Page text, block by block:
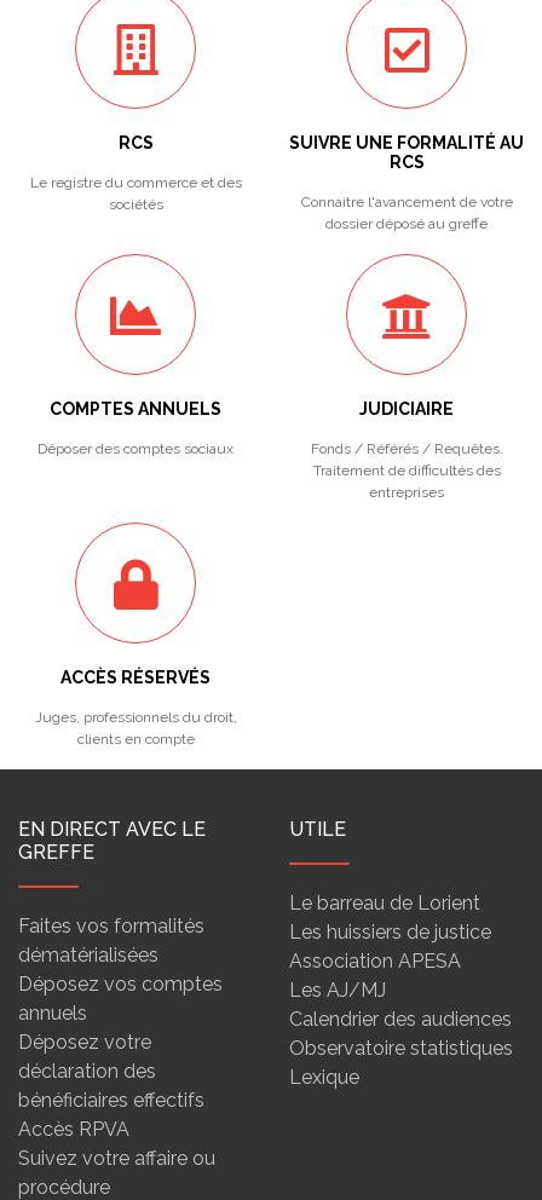
RCS
Le registre du commerce et des
sociétés
SUIVRE UNE FORMALITÉ AU
RCS
Connaitre l'avancement de votre
dossier déposé au greffe
COMPTES ANNUELS
Déposer des comptes sociaux
JUDICIAIRE
Fonds / Référés / Requêtes.
Traitement de difficultés des
entreprises
ACCÈS RÉSERVÉS
Juges, professionnels du droit,
clients en compte
EN DIRECT AVEC LE
GREFFE
Faites vos formalités
dématérialisées
Déposez vos comptes
annuels
Déposez votre
déclaration des
bénéficiaires effectifs
Accès RPVA
Suivez votre affaire ou
procédure
UTILE
Le barreau de Lorient
Les huissiers de justice
Association APESA
Les AJ/MJ
Calendrier des audiences
Observatoire statistiques
Lexique